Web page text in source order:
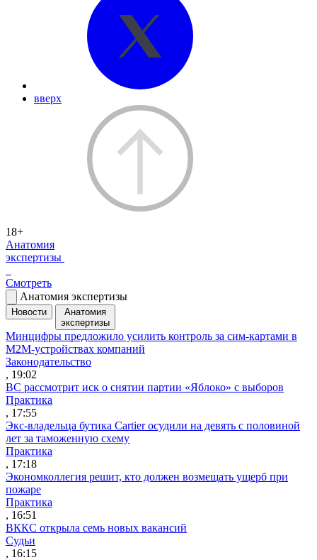
вверх
18+
Анатомия
экспертизы
Смотреть
Анатомия экспертизы
Новости
Анатомия
экспертизы
Минцифры предложило усилить контроль за сим-картами в
M2M-устройствах компаний
Законодательство
, 19:02
ВС рассмотрит иск о снятии партии «Яблоко» с выборов
Практика
, 17:55
Экс-владельца бутика Cartier осудили на девять с половиной
лет за таможенную схему
Практика
, 17:18
Экономколлегия решит, кто должен возмещать ущерб при
пожаре
Практика
, 16:51
ВККС открыла семь новых вакансий
Судьи
, 16:15